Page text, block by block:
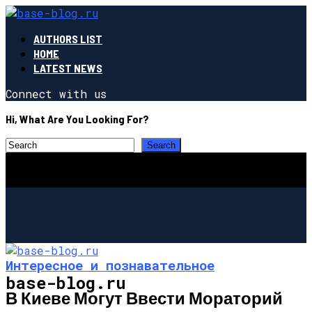
AUTHORS LIST
HOME
LATEST NEWS
Connect with us
Hi, What Are You Looking For?
base-blog.ru
Интересное и познавательное
В Киеве Могут Ввести Мораторий